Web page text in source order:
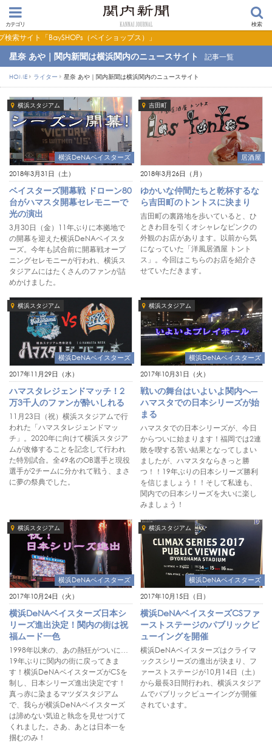
カテゴリ 検索
（ベイショップス）」
星奈 あや｜関内新聞は横浜関内のニュースサイト 記事一覧
HOME ライター 星奈 あや｜関内新聞は横浜関内のニュースサイト
横浜スタジアム
横浜DeNAベイスターズ
2018年3月31日（土）
ベイスターズ開幕戦 ドローン80
台がハマスタ開幕セレモニーで
光の演出
3月30日（金）11年ぶりに本拠地で
の開幕を迎えた横浜DeNAベイスタ
ーズ。今年も試合前に開幕戦オープ
ニングセレモニーが行われ、横浜ス
タジアムにはたくさんのファンが詰
めかけました。
吉田町
居酒屋
2018年3月26日（月）
ゆかいな仲間たちと乾杯するな
ら吉田町のトントスに決まり
吉田町の裏路地を歩いていると、ひ
ときわ目を引くオシャレなピンクの
外観のお店があります。以前から気
になっていた「洋風居酒屋 トント
ス」。今回はこちらのお店を紹介さ
せていただきます。
横浜スタジアム
横浜DeNAベイスターズ
2017年11月29日（水）
ハマスタレジェンドマッチ！2
万3千人のファンが酔いしれる
11月23日（祝）横浜スタジアムで行
われた「ハマスタレジェンドマッ
チ」。2020年に向けて横浜スタジア
ムが改修することを記念して行われ
た特別試合。全49名のOB選手と現役
選手が2チームに分かれて戦う、まさ
に夢の祭典でした。
横浜スタジアム
横浜DeNAベイスターズ
2017年10月31日（火）
戦いの舞台はいよいよ関内へ―
ハマスタでの日本シリーズが始
まる
ハマスタでの日本シリーズが、今日
からついに始まります！福岡では2連
敗を喫する苦い結果となってしまい
ましたが、ハマスタならきっと勝
つ！！19年ぶりの日本シリーズ勝利
を信じましょう！！そして私達も、
関内での日本シリーズを大いに楽し
みましょう！
横浜スタジアム
横浜DeNAベイスターズ
2017年10月24日（火）
横浜DeNAベイスターズ日本シ
リーズ進出決定！関内の街は祝
福ムード一色
1998年以来の、あの熱狂がついに…
19年ぶりに関内の街に戻ってきま
す！横浜DeNAベイスターズがCSを
制し、日本シリーズ進出決定です！
真っ赤に染まるマツダスタジアム
で、我らが横浜DeNAベイスターズ
は諦めない気迫と執念を見せつけて
くれました。さあ、あとは日本一を
掴むのみ！
横浜スタジアム
横浜DeNAベイスターズ
2017年10月15日（日）
横浜DeNAベイスターズCSファ
ーストステージのパブリックビ
ューイングを開催
横浜DeNAベイスターズはクライマ
ックスシリーズの進出が決まり、フ
ァーストステージが10月14日（土）
から最長3日間行われ、横浜スタジア
ムでパブリックビューイングが開催
されています。